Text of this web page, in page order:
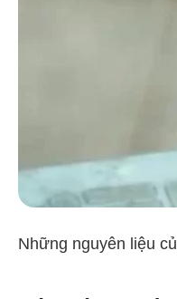
Những nguyên liệu